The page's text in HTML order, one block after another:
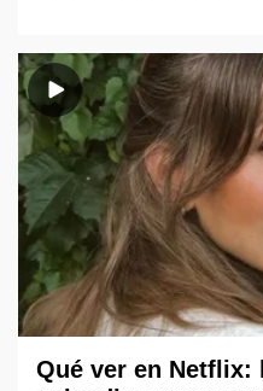
Qué ver en Netflix: